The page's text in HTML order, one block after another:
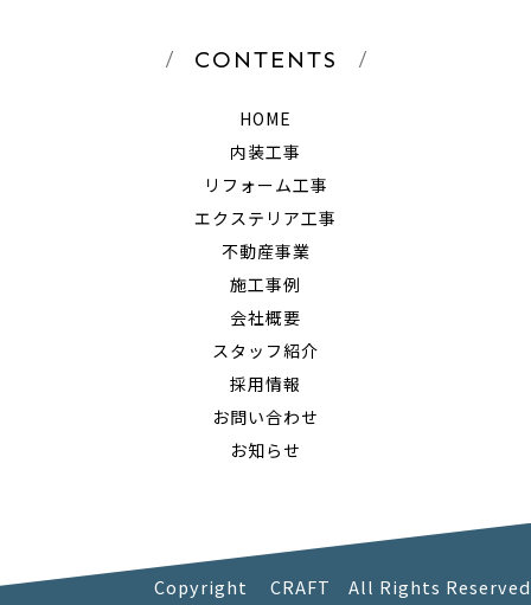
CONTENTS
HOME
内装工事
リフォーム工事
エクステリア工事
不動産事業
施工事例
会社概要
スタッフ紹介
採用情報
お問い合わせ
お知らせ
Copyright CRAFT All Rights Reserved